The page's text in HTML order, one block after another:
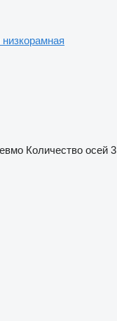
Количество осей 3